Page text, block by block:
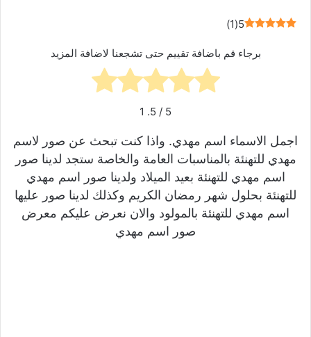
5
(
1
)
برجاء قم باضافة تقييم حتى تشجعنا لاضافة المزيد
5
/ 5.
1
اجمل الاسماء اسم مهدي. واذا كنت تبحث عن صور لاسم
مهدي للتهنئة بالمناسبات العامة والخاصة ستجد لدينا صور
اسم مهدي للتهنئة بعيد الميلاد ولدينا صور اسم مهدي
للتهنئة بحلول شهر رمضان الكريم وكذلك لدينا صور عليها
اسم مهدي للتهنئة بالمولود والان نعرض عليكم معرض
صور اسم مهدي